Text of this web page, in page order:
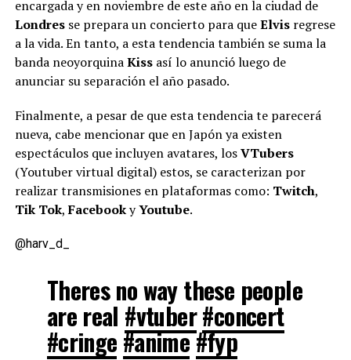
encargada y en noviembre de este año en la ciudad de
Londresse prepara un concierto para queElvis regrese
a la vida. En tanto, a esta tendencia también se suma la
banda neoyorquinaKissasí lo anunció luego de
anunciar su separación el año pasado.
Finalmente, a pesar de que esta tendencia te parecerá
nueva, cabe mencionar que en Japón ya existen
espectáculos que incluyen avatares, losVTubers
(Youtuber virtual digital) estos, se caracterizan por
realizar transmisiones en plataformas como: Twitch,
Tik Tok,FacebookyYoutube.
@harv_d_
Theres no way these people
are real #vtuber#concert
#cringe #anime#fyp